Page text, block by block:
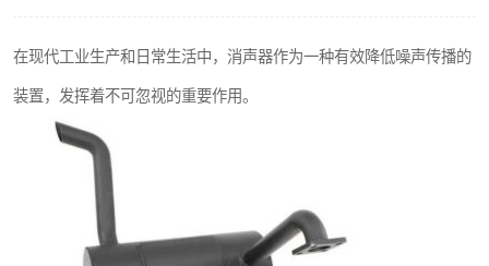
在现代工业生产和日常生活中，消声器作为一种有效降低噪声传播的
装置，发挥着不可忽视的重要作用。